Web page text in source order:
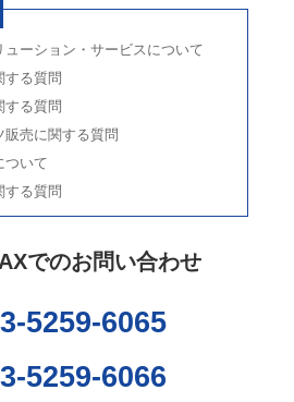
ューション・サービスについて
する質問
する質問
売に関する質問
ついて
する質問
でのお問い合わせ
5259-6065
5259-6066